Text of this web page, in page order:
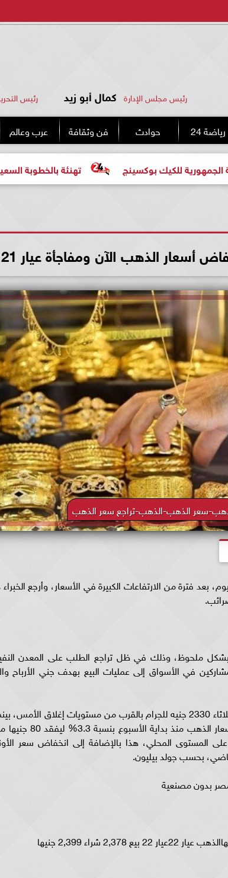
رئيس مجلس الإدارة كمال أبو زيد رئيس
رياضة 24 حوادث فن وثقافة عرب وعالم
تهنئة بالخطوبة السعيدة.. ألف بوكسينج
أسعار الذهب الآن ومفاجأة عيار 21
سعر الذهب-الذهب-تراجع سعر الذهب
فترة من الارتفاعات الكبيرة في الأسعار، وأرجع الخبراء
ملحوظ، وذلك في ظل تراجع الطلب على المعدن
في الأسواق إلى عمليات البيع بهدف جني الأرباح
وسجل سعر الذهب عيار 21 الأكثر شيوعاً اليوم الثلاثاء 2330 جنيه للجرام بالقرب من مستويات
الجنيه الذهب اليوم 18640 جنيها،
المستوى المحلي، هذا بالإضافة إلى انخفاض سعر
بدون مصنعية